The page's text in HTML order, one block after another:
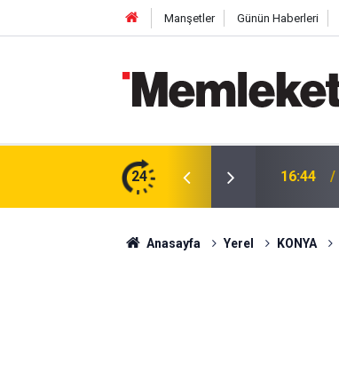
Manşetler Günün Haberleri
24
sonra nikâh masasına oturdu 16:44
Anasayfa Yerel KONYA